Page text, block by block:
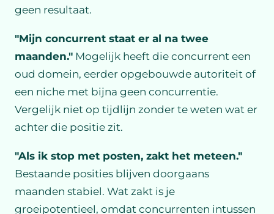
geen resultaat.
"Mijn concurrent staat er al na twee
maanden." Mogelijk heeft die concurrent een
oud domein, eerder opgebouwde autoriteit of
een niche met bijna geen concurrentie.
Vergelijk niet op tijdlijn zonder te weten wat er
achter die positie zit.
"Als ik stop met posten, zakt het meteen."
Bestaande posities blijven doorgaans
maanden stabiel. Wat zakt is je
groeipotentieel, omdat concurrenten intussen